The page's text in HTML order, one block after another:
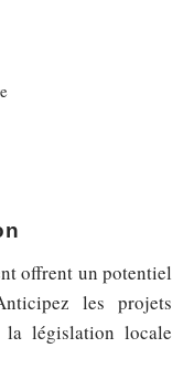
offrent un potentiel
les projets
la législation locale